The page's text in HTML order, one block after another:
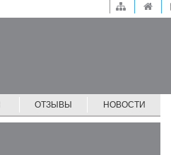
ОТЗЫВЫ НОВОСТИ